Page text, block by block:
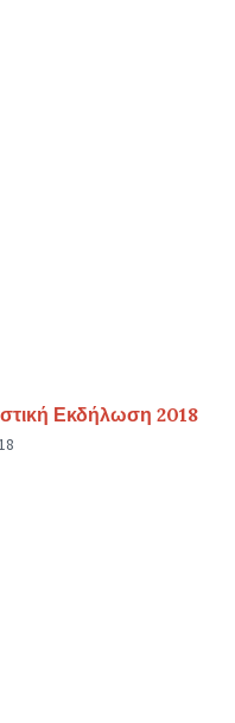
Εκδήλωση 2018